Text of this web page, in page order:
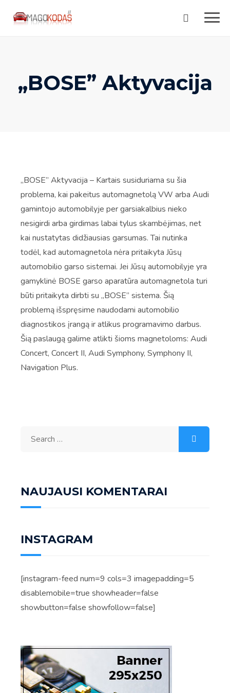
„BOSE” Aktyvacija
„BOSE” Aktyvacija – Kartais susiduriama su šia
problema, kai pakeitus automagnetolą VW arba Audi
gamintojo automobilyje per garsiakalbius nieko
nesigirdi arba girdimas labai tylus skambėjimas, net
kai nustatytas didžiausias garsumas. Tai nutinka
todėl, kad automagnetola nėra pritaikyta Jūsų
automobilio garso sistemai. Jei Jūsų automobilyje yra
gamyklinė BOSE garso aparatūra automagnetola turi
būti pritaikyta dirbti su „BOSE” sistema. Šią
problemą išspręsime naudodami automobilio
diagnostikos įrangą ir atlikus programavimo darbus.
Šią paslaugą galime atlikti šioms magnetoloms: Audi
Concert, Concert II, Audi Symphony, Symphony II,
Navigation Plus.
NAUJAUSI KOMENTARAI
INSTAGRAM
[instagram-feed num=9 cols=3 imagepadding=5
disablemobile=true showheader=false
showbutton=false showfollow=false]